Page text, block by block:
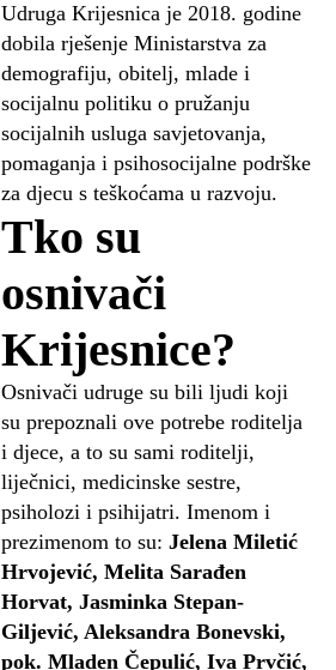
Udruga Krijesnica je 2018. godine
dobila rješenje Ministarstva za
demografiju, obitelj, mlade i
socijalnu politiku o pružanju
socijalnih usluga savjetovanja,
pomaganja i psihosocijalne podrške
za djecu s teškoćama u razvoju.
Tko su
osnivači
Krijesnice?
Osnivači udruge su bili ljudi koji
su prepoznali ove potrebe roditelja
i djece, a to su sami roditelji,
liječnici, medicinske sestre,
psiholozi i psihijatri. Imenom i
prezimenom to su: Jelena Miletić
Hrvojević, Melita Sarađen
Horvat, Jasminka Stepan-
Giljević, Aleksandra Bonevski,
pok. Mladen Čepulić, Iva Prvčić,